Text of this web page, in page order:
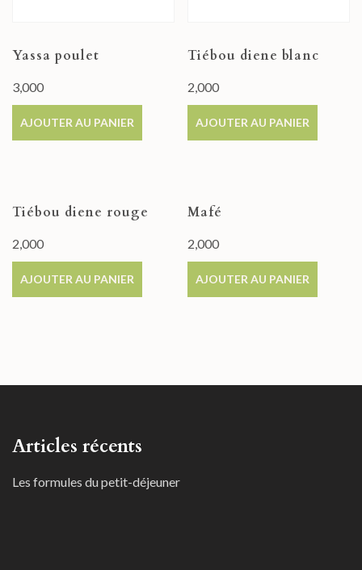
Yassa poulet
3,000
AJOUTER AU PANIER
Tiébou diene blanc
2,000
AJOUTER AU PANIER
Tiébou diene rouge
2,000
AJOUTER AU PANIER
Mafé
2,000
AJOUTER AU PANIER
Articles récents
Les formules du petit-déjeuner